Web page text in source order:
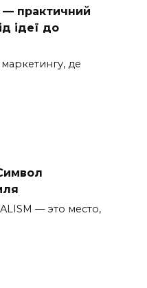
— практичний
ідеї до
маркетингу, де
— это место,